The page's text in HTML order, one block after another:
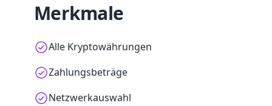
Merkmale
Alle Kryptowährungen
Zahlungsbeträge
Netzwerkauswahl